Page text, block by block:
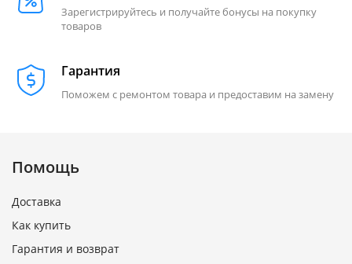
Зарегистрируйтесь и получайте бонусы на покупку
товаров
Гарантия
Поможем с ремонтом товара и предоставим на замену
Помощь
Доставка
Как купить
Гарантия и возврат